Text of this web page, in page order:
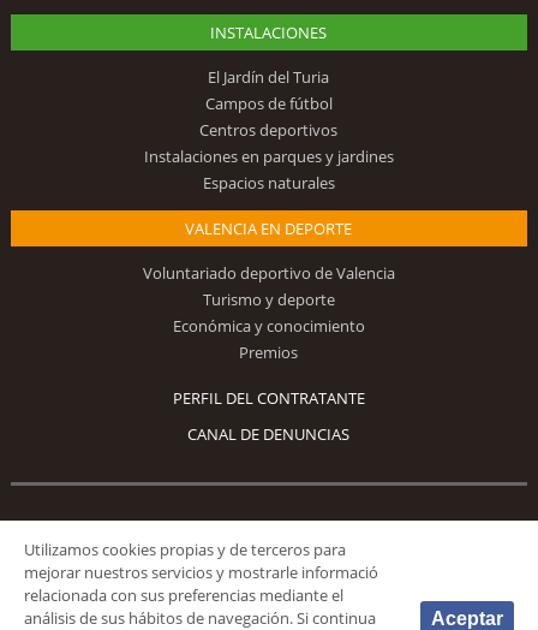
INSTALACIONES
El Jardín del Turia
Campos de fútbol
Centros deportivos
Instalaciones en parques y jardines
Espacios naturales
VALENCIA EN DEPORTE
Voluntariado deportivo de Valencia
Turismo y deporte
Económica y conocimiento
Premios
PERFIL DEL CONTRATANTE
CANAL DE DENUNCIAS
Síguenos
Utilizamos cookies propias y de terceros para
mejorar nuestros servicios y mostrarle informació
relacionada con sus preferencias mediante el
análisis de sus hábitos de navegación. Si continua
Aceptar